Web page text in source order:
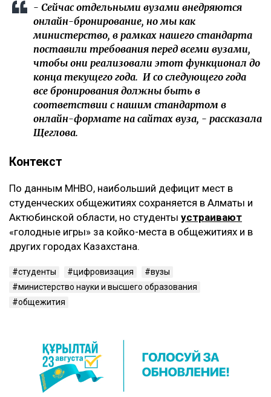
- Сейчас отдельными вузами внедряются
онлайн-бронирование, но мы как
министерство, в рамках нашего стандарта
поставили требования перед всеми вузами,
чтобы они реализовали этот функционал до
конца текущего года. И со следующего года
все бронирования должны быть в
соответствии с нашим стандартом в
онлайн-формате на сайтах вуза, - рассказала
Щеглова.
Контекст
По данным МНВО, наибольший дефицит мест в
студенческих общежитиях сохраняется в Алматы и
Актюбинской области, но студенты устраивают
«голодные игры» за койко-места в общежитиях и в
других городах Казахстана.
студенты цифровизация
вузы
министерство науки и высшего образования
общежития